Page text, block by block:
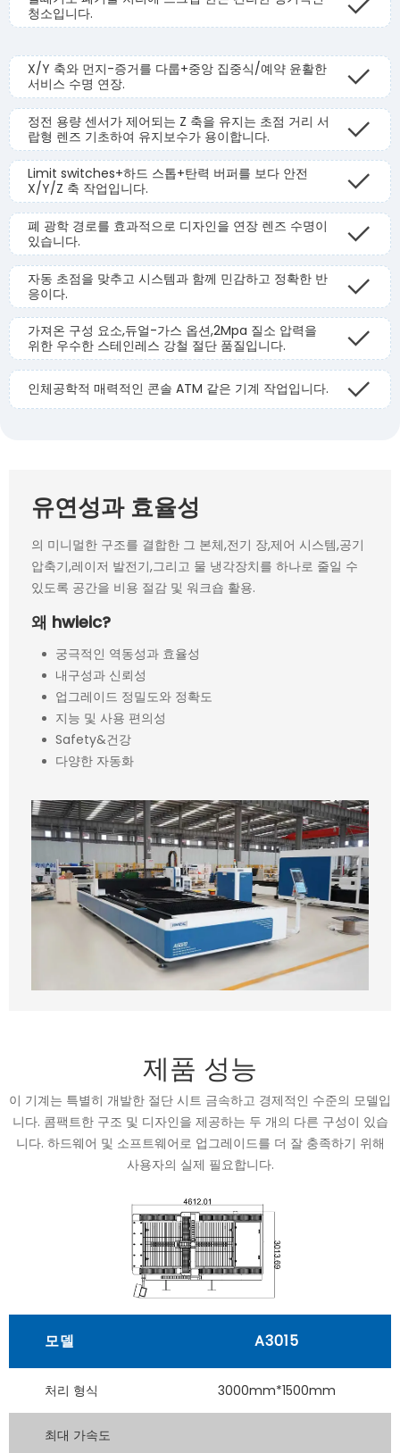
청소입니다.
X/Y 축와 먼지-증거를 다룹+중앙 집중식/예약 윤활한
서비스 수명 연장.
정전 용량 센서가 제어되는 Z 축을 유지는 초점 거리 서
랍형 렌즈 기초하여 유지보수가 용이합니다.
Limit switches+하드 스톱+탄력 버퍼를 보다 안전
X/Y/Z 축 작업입니다.
폐 광학 경로를 효과적으로 디자인을 연장 렌즈 수명이
있습니다.
자동 초점을 맞추고 시스템과 함께 민감하고 정확한 반
응이다.
가져온 구성 요소,듀얼-가스 옵션,2Mpa 질소 압력을
위한 우수한 스테인레스 강철 절단 품질입니다.
인체공학적 매력적인 콘솔 ATM 같은 기계 작업입니다.
유연성과 효율성
의 미니멀한 구조를 결합한 그 본체,전기 장,제어 시스템,공기
압축기,레이저 발전기,그리고 물 냉각장치를 하나로 줄일 수
있도록 공간을 비용 절감 및 워크숍 활용.
왜 hwieic?
궁극적인 역동성과 효율성
내구성과 신뢰성
업그레이드 정밀도와 정확도
지능 및 사용 편의성
Safety&건강
다양한 자동화
제품 성능
이 기계는 특별히 개발한 절단 시트 금속하고 경제적인 수준의 모델입
니다. 콤팩트한 구조 및 디자인을 제공하는 두 개의 다른 구성이 있습
니다. 하드웨어 및 소프트웨어로 업그레이드를 더 잘 충족하기 위해
사용자의 실제 필요합니다.
모델 A3015
처리 형식 3000mm*1500mm
최대 가속도